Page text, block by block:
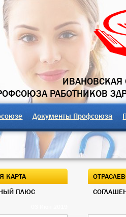
ИВАНОВСКАЯ
РАБОТНИКОВ
Документы Профсоюза
КАРТА
ПЛЮС